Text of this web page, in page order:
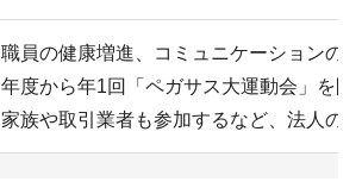
職員の健康増進、コミュニケーションの
年度から年1回「ペガサス大運動会」を
家族や取引業者も参加するなど、法人の